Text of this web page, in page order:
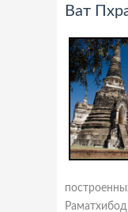
Ват